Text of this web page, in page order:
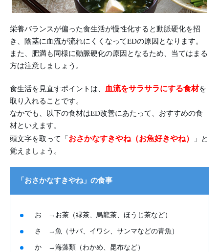
栄養バランスが偏った食生活が慢性化すると動脈硬化を招
き、陰茎に血流が流れにくくなってEDの原因となります。
また、肥満も同様に動脈硬化の原因となるため、当てはまる
方は注意しましょう。
食生活を見直すポイントは、 血流をサラサラにする食材を
取り入れることです。
なかでも、以下の食材はED改善にあたって、おすすめの食
材といえます。
頭文字を取って「 おさかなすきやね（お魚好きやね）
」と
覚えましょう。
「おさかなすきやね」の食事
お →お茶（緑茶、烏龍茶、ほうじ茶など）
さ →魚（サバ、イワシ、サンマなどの青魚）
か →海藻類（わかめ、昆布など）